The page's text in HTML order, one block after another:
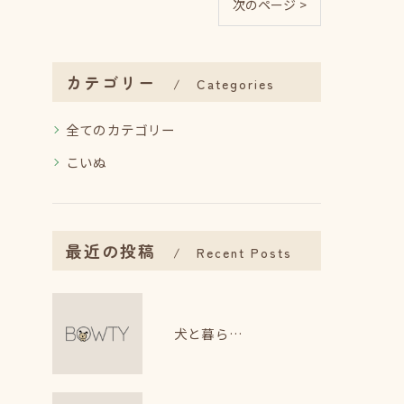
次のページ >
カテゴリー Categories
全てのカテゴリー
こいぬ
最近の投稿 Recent Posts
犬と暮らす日々で感じるストレス軽減法